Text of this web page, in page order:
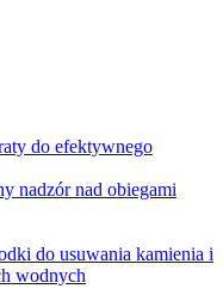
do efektywnego
nadzór nad obiegami
do usuwania kamienia i
wodnych